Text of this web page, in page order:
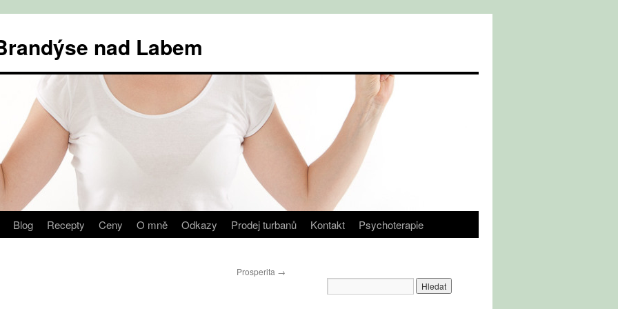
nad Labem
Blog Recepty Ceny O mně Odkazy Prodej turbanů Kontakt Psychoterapie
Prosperita →